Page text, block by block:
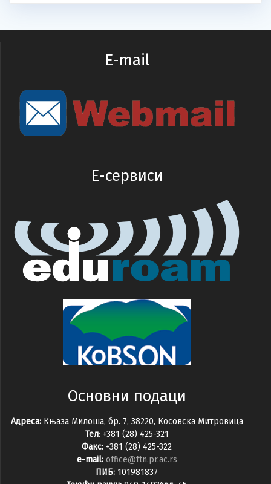
E-mail
E-сервиси
Основни подаци
Адреса: Књаза Милоша, бр. 7, 38220, Косовска Митровица
Тел: +381 (28) 425-321
Факс: +381 (28) 425-322
e-mail: office@ftn.pr.ac.rs
ПИБ: 101981837